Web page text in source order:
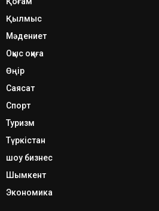
Қылмыс
Мәдениет
Оқыс оқиға
Өңір
Саясат
Спорт
Туризм
Түркістан
шоу бизнес
Шымкент
Экономика